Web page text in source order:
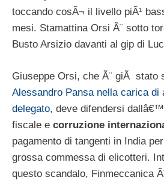
toccando cosÃ¬ il livello piÃ¹
mesi. Stamattina Orsi Ã¨ sotto
Busto Arsizio davanti al gip di
Giuseppe Orsi, che Ã¨ giÃ stato
Alessandro Pansa nella carica di
delegato, deve difendersi
fiscale e corruzione
pagamento di tangenti in India
grossa commessa di elicotteri.
questo scandalo, Finmeccanica